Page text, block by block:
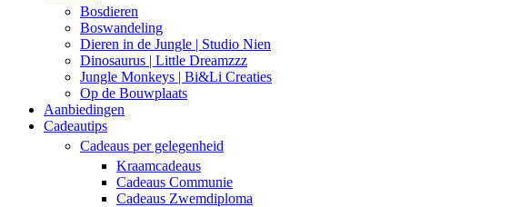
Bosdieren
Boswandeling
Dieren in de Jungle | Studio Nien
Dinosaurus | Little Dreamzzz
Jungle Monkeys | Bi&Li Creaties
Op de Bouwplaats
Aanbiedingen
Cadeautips
Cadeaus per gelegenheid
Kraamcadeaus
Cadeaus Communie
Cadeaus Zwemdiploma